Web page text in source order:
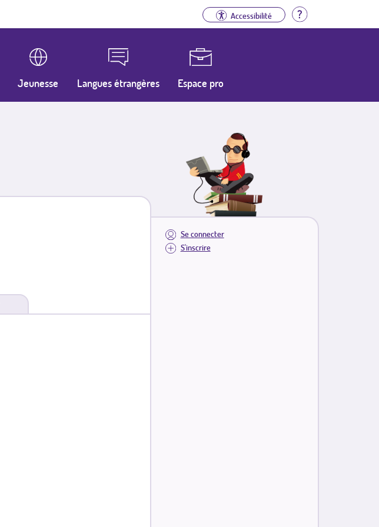
Accessibilité Aide
Jeunesse Langues étrangères Espace pro
Se connecter
S'inscrire